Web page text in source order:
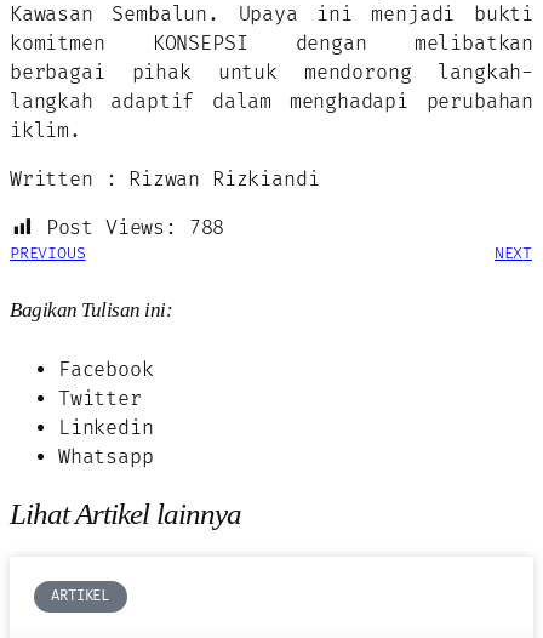
Kawasan Sembalun. Upaya ini menjadi bukti
komitmen KONSEPSI dengan melibatkan
berbagai pihak untuk mendorong langkah-
langkah adaptif dalam menghadapi perubahan
iklim.
Written : Rizwan Rizkiandi
Post Views: 788
PREVIOUS NEXT
Bagikan Tulisan ini:
Facebook
Twitter
Linkedin
Whatsapp
Lihat Artikel lainnya
ARTIKEL